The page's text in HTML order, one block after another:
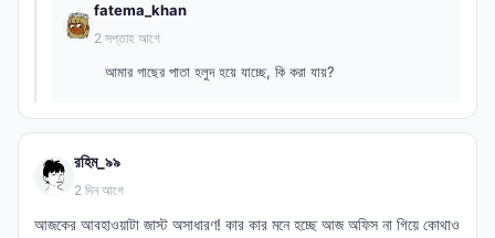
fatema_khan
2 সপ্তাহ আগে
আমার গাছের পাতা হলুদ হয়ে যাচ্ছে, কি করা যায়?
রহিম_৯৯
2 দিন আগে
আজকের আবহাওয়াটা জাস্ট অসাধারণ! কার কার মনে হচ্ছে আজ অফিস না গিয়ে কোথাও